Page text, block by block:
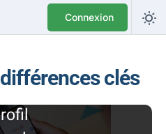
Connexion
clés